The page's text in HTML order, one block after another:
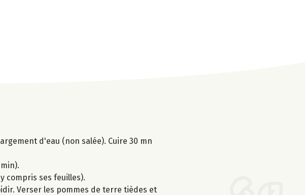
d'eau (non salée). Cuire 30 mn
compris ses feuilles).
Verser les pommes de terre tièdes et